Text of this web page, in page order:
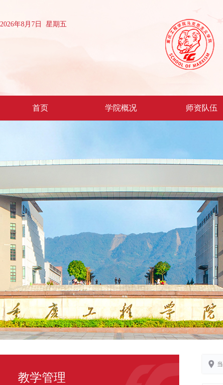
2026年8月7日 星期五
首页 学院概况 师资队伍
教学管理